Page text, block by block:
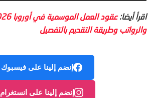
اقرأ أيضا:
والرواتب وطريقة التقديم بالتفصيل‬‬‬‬‬
إنضم إلينا على فيسبوك
إنضم إلينا على انستغرام